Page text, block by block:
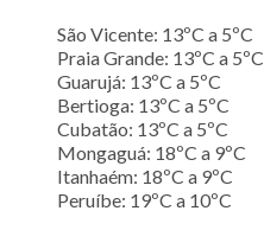
São Vicente: 13ºC a 5ºC
Praia Grande: 13ºC a 5ºC
Guarujá: 13ºC a 5ºC
Bertioga: 13ºC a 5ºC
Cubatão: 13ºC a 5ºC
Mongaguá: 18ºC a 9ºC
Itanhaém: 18ºC a 9ºC
Peruíbe: 19ºC a 10ºC